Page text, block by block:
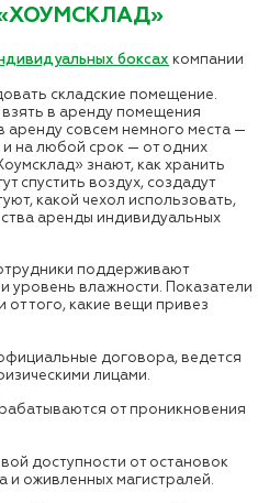
боксах компании
складские помещение.
в аренду помещения
совсем немного места —
на любой срок — от одних
знают, как хранить
спустить воздух, создадут
какой чехол использовать,
аренды индивидуальных
поддерживают
уровень влажности. Показатели
от того, какие вещи привез
договора, ведется
лицами.
от проникновения
доступности от остановок
и оживленных магистралей.